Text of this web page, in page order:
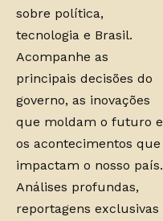
sobre política,
tecnologia e Brasil.
Acompanhe as
principais decisões do
governo, as inovações
que moldam o futuro e
os acontecimentos que
impactam o nosso país.
Análises profundas,
reportagens exclusivas